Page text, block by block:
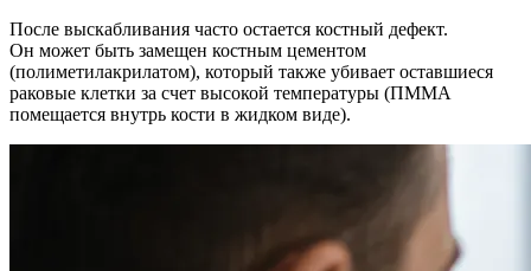
После выскабливания часто остается костный дефект.
Он может быть замещен костным цементом
(полиметилакрилатом), который также убивает оставшиеся
раковые клетки за счет высокой температуры (ПММА
помещается внутрь кости в жидком виде).